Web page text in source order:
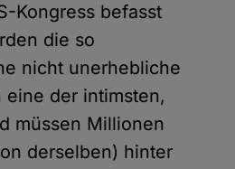
Kongress befasst
die so
nicht unerhebliche
der intimsten,
müssen Millionen
derselben) hinter